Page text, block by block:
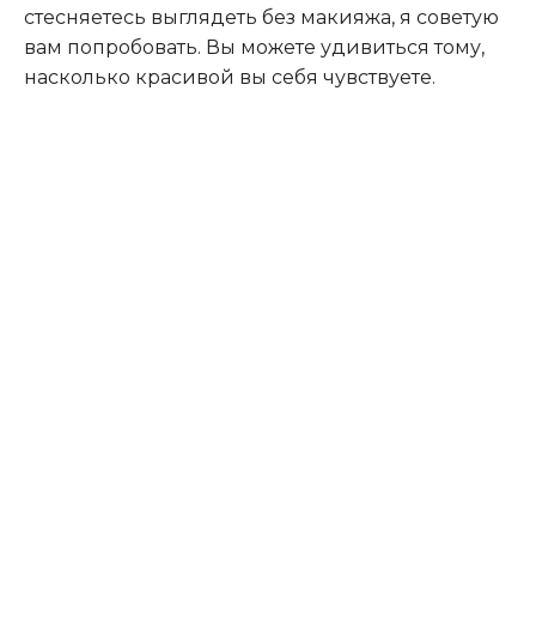
стесняетесь выглядеть без макияжа, я советую
вам попробовать. Вы можете удивиться тому,
насколько красивой вы себя чувствуете.